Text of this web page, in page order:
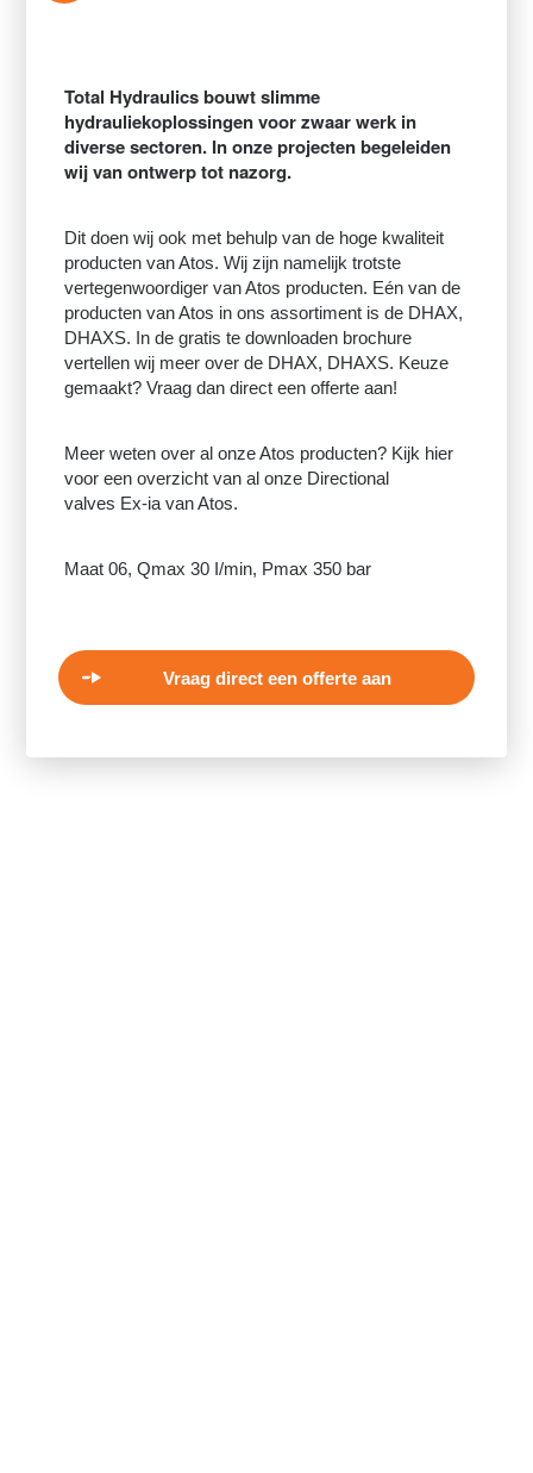
Total Hydraulics bouwt slimme
hydrauliekoplossingen voor zwaar werk in
diverse sectoren. In onze projecten begeleiden
wij van ontwerp tot nazorg.
Dit doen wij ook met behulp van de hoge kwaliteit
producten van Atos. Wij zijn namelijk trotste
vertegenwoordiger van Atos producten. Eén van de
producten van Atos in ons assortiment is de DHAX,
DHAXS. In de gratis te downloaden brochure
vertellen wij meer over de DHAX, DHAXS. Keuze
gemaakt? Vraag dan direct een offerte aan!
Meer weten over al onze Atos producten? Kijk hier
voor een overzicht van al onze Directional
valves Ex-ia van Atos.
Maat 06, Qmax 30 I/min, Pmax 350 bar
Vraag direct een offerte aan